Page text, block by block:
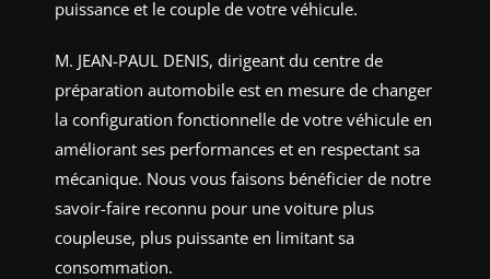
puissance et le couple de votre véhicule.
M. JEAN-PAUL DENIS, dirigeant du centre de
préparation automobile est en mesure de changer
la configuration fonctionnelle de votre véhicule en
améliorant ses performances et en respectant sa
mécanique. Nous vous faisons bénéficier de notre
savoir-faire reconnu pour une voiture plus
coupleuse, plus puissante en limitant sa
consommation.